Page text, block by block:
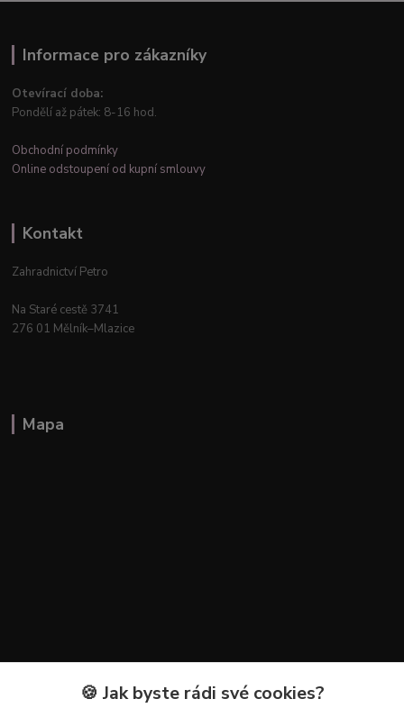
Informace pro zákazníky
Otevírací doba:
Pondělí až pátek: 8-16 hod.
Obchodní podmínky
Online odstoupení od kupní smlouvy
Kontakt
Zahradnictví Petro
Na Staré cestě 3741
276 01 Mělník–Mlazice
Mapa
Kontakty🍪 Jak byste rádi své cookies?